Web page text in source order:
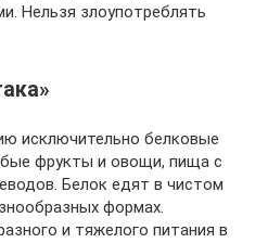
Нельзя злоупотреблять
исключительно белковые
фрукты и овощи, пища с
Белок едят в чистом
формах.
и тяжелого питания в